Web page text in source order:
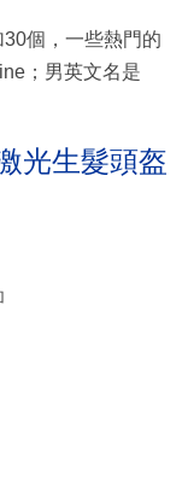
個，一些熱門的
；男英文名是
光生髮頭盔